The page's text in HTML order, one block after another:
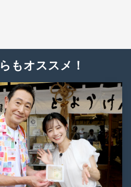
もオススメ！